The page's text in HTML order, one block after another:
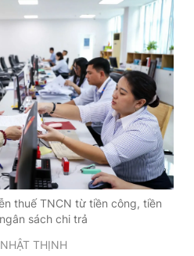
thuế TNCN từ tiền công, tiền
sách chi trả
THỊNH